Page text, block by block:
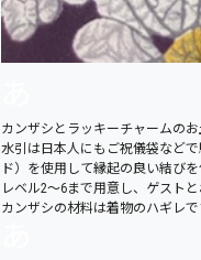
カンザシとラッキーチャームの
水引は日本人にもご祝儀袋など
ド） を使用して縁起の良い結びを
レベル2〜6まで用意し、 ゲスト
カンザシの材料は着物のハギレで